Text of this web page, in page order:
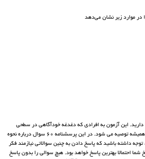
در موارد زیر نشان می‌دهد
این آزمون به افرادی که دغدغه خودآگاهی در سطحی
جامع و با جزئیات کامل را دارند همیشه توصیه می شود. در این پرسشنامه 60 سوال درباره نحوه
داشته باشید که پاسخ دادن به چنین سوالاتی نیازمند فکر
شما احتمالا بهترین پاسخ خواهد بود. هیچ سوالی را بدون پاسخ